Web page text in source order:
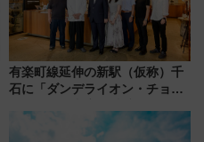
有楽町線延伸の新駅（仮称）千
石に「ダンデライオン・チョコ
1億円出資で挑む新時代のまちづ